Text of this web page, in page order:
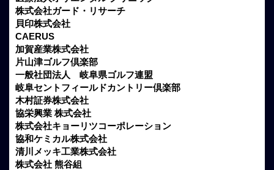
株式会社ガード・リサーチ
貝印株式会社
CAERUS
加賀産業株式会社
片山津ゴルフ倶楽部
一般社団法人 岐阜県ゴルフ連盟
岐阜セントフィールドカントリー倶楽部
木村証券株式会社
協栄興業 株式会社
株式会社キョーリツコーポレーション
協和ケミカル株式会社
清川メッキ工業株式会社
株式会社 熊谷組